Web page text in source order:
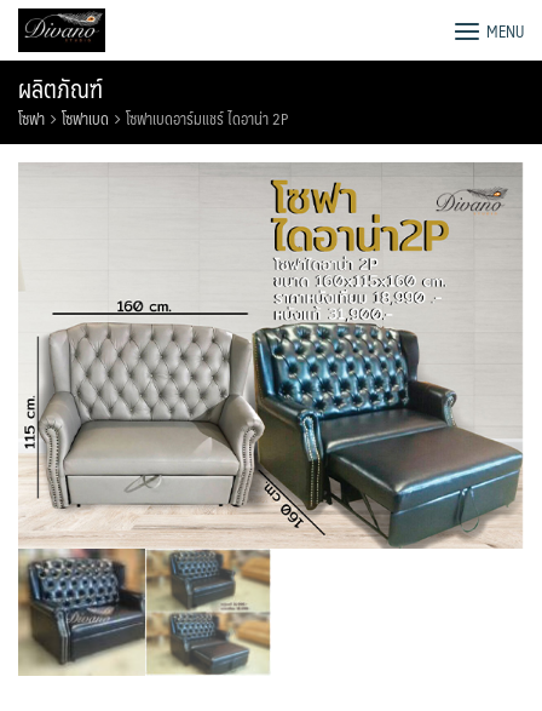
Skipโรงงานโซฟา เตียง ชุดโต๊ะอาหาร MENU
ผลิตภัณฑ์
โซฟา โซฟาเบด โซฟาเบดอาร์มแชร์ ไดอาน่า 2P